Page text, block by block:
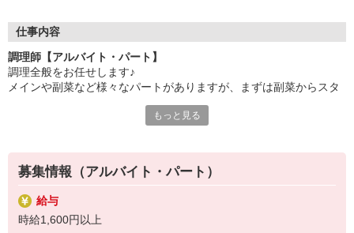
●20代〜50代の幅広い年代のスタッフが活躍中
躍中
●安心の教育体制
入社後は先輩たちが優しくフォローしながら進めますので、
安心してお仕事を始められます。
【会社について】
給食受託の外資系大手企業、コンパスグループ・ジャパン。
全国約1,500ヵ所で「コントラクトフードサービス」を展開して
います
仕事内容
調理師【アルバイト・パート】
調理全般をお任せします♪
メインや副菜など様々なパートがありますが、まずは副菜からスタ
器具のスイッチやガスを点けます
2.食材の確認と下ごしらえ
3.調理スタート
4.自分の持ち場が終了したら他の人のお手伝い
もっと見る
募集情報（アルバイト・パート）
給与
時給1,600円以上